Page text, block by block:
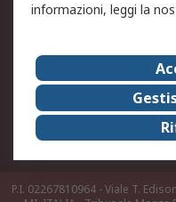
Chi Siamo
Chi Siamo
Supporto
Carriere
Press Centre
P.I. 02267810964 - Viale T.
informazioni, leggi la